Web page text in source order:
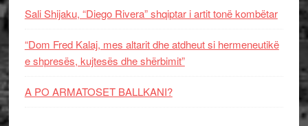
Sali Shijaku, “Diego Rivera” shqiptar i artit tonë kombëtar
“Dom Fred Kalaj, mes altarit dhe atdheut si hermeneutikë
e shpresës, kujtesës dhe shërbimit”
A PO ARMATOSET BALLKANI?